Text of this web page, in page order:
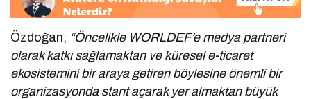
Özdoğan; “Öncelikle WORLDEF’e medya partneri
olarak katkı sağlamaktan ve küresel e-ticaret
ekosistemini bir araya getiren böylesine önemli bir
organizasyonda stant açarak yer almaktan büyük